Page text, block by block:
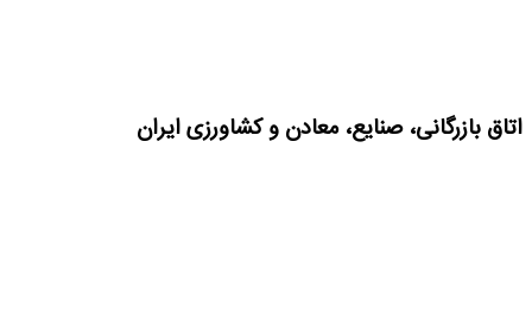
اتاق بازرگانی، صنایع، معادن و کشاورزی ایران